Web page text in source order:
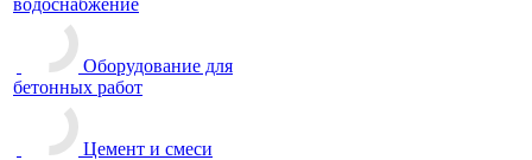
водоснабжение
Оборудование для
бетонных работ
Цемент и смеси